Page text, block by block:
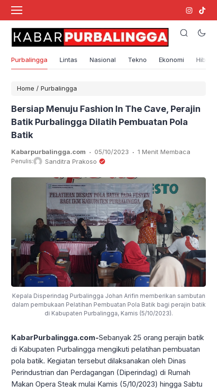
Purbalingga Lintas Nasional Tekno Ekonomi
Home / Purbalingga
Bersiap Menuju Fashion In The Cave, Perajin
Batik Purbalingga Dilatih Pembuatan Pola
Batik
Kabarpurbalingga.com . 05/10/2023 . 1 Menit Membaca
Penulis: Sanditra Prakoso
Kepala Disperindag Purbalingga Johan Arifin memberikan sambutan
dalam pembukaan Pelatihan Pembuatan Pola Batik bagi perajin batik
di Kabupaten Purbalingga, Kamis (5/10/2023).
KabarPurbalingga.com-Sebanyak 25 orang perajin batik
di Kabupaten Purbalingga mengikuti pelatihan pembuatan
pola batik. Kegiatan tersebut dilaksanakan oleh Dinas
Perindustrian dan Perdagangan (Diperindag) di Rumah
Makan Opera Steak mulai Kamis (5/10/2023) hingga Sabtu